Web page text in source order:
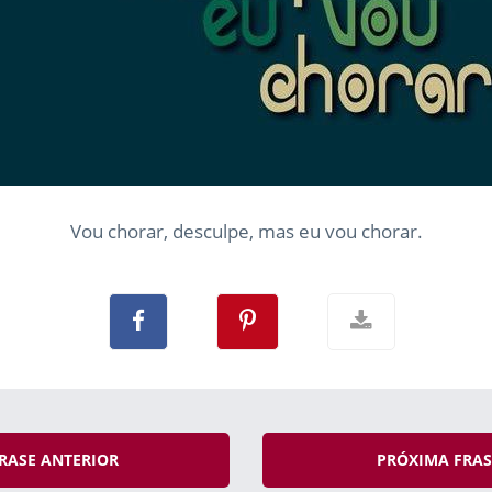
Vou chorar, desculpe, mas eu vou chorar.
ANTERIOR PRÓXIMA